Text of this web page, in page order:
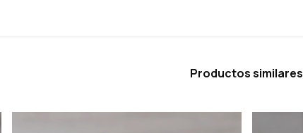
Productos similares